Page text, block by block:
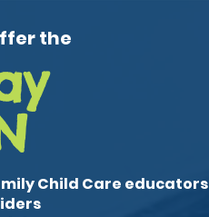
the
Child Care educators